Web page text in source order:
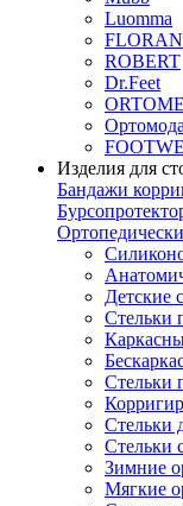
Luomma
ROBERT
Dr.Feet
Ортомода
Изделия для
Бандажи
Детские
Стельки
Стельки
Стельки
Стельки
Зимние
Мягкие